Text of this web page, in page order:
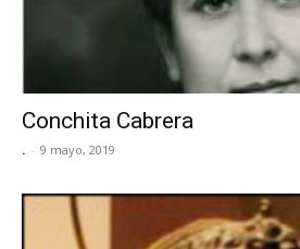
Conchita Cabrera
. - 9 mayo, 2019